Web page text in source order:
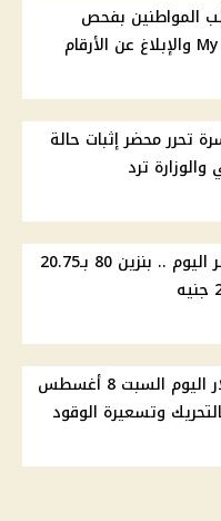
المواطنين بفحص
خطوطهم عبر My NTRA والإبلاغ عن الأرقام
الأسرة تحرر محضر إثبات حالة
ترد
أسعار الوقود في مصر اليوم .. بنزين 80 بـ20.75
أسعار البنزين والسولار اليوم السبت 8 أغسطس
بالتحريك وتسعيرة الوقود